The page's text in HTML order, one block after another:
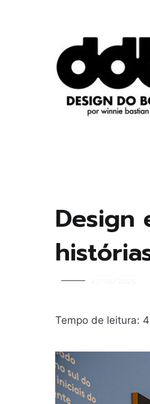
Design
Tempo de leitura: 4